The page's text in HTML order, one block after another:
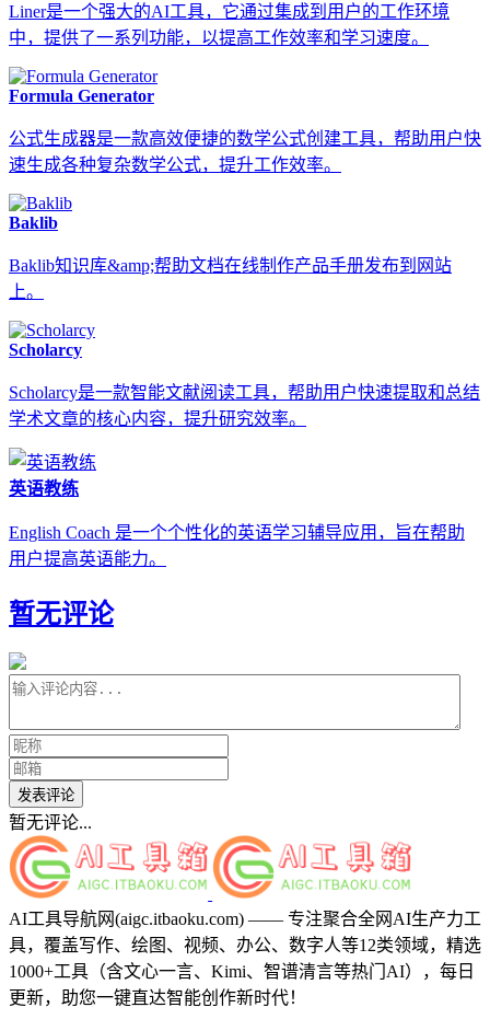
Liner是一个强大的AI工具，它通过集成到用户的工作环境
中，提供了一系列功能，以提高工作效率和学习速度。
Formula Generator
公式生成器是一款高效便捷的数学公式创建工具，帮助用户快
速生成各种复杂数学公式，提升工作效率。
Baklib
Baklib知识库&amp;帮助文档在线制作产品手册发布到网站
上。
Scholarcy
Scholarcy是一款智能文献阅读工具，帮助用户快速提取和总结
学术文章的核心内容，提升研究效率。
英语教练
English Coach 是一个个性化的英语学习辅导应用，旨在帮助
用户提高英语能力。
暂无评论
发表评论
暂无评论...
AI工具导航网(aigc.itbaoku.com) —— 专注聚合全网AI生产力工
具，覆盖写作、绘图、视频、办公、数字人等12类领域，精选
1000+工具（含文心一言、Kimi、智谱清言等热门AI），每日
更新，助您一键直达智能创作新时代！